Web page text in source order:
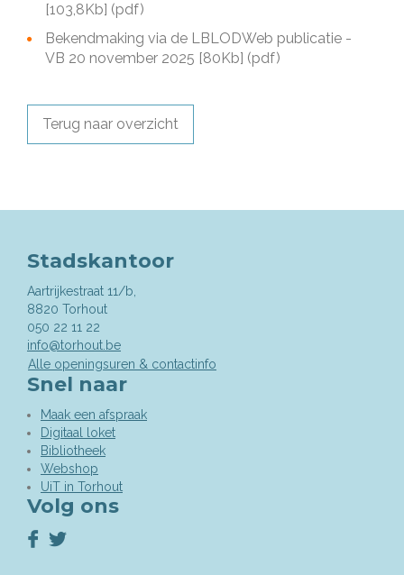
[103,8Kb] (pdf)
Bekendmaking via de LBLODWeb publicatie -
VB 20 november 2025 [80Kb] (pdf)
Terug naar overzicht
Stadskantoor
Aartrijkestraat 11/b,
,8820 Torhout
050 22 11 22
info@torhout.be
Alle openingsuren & contactinfo
Snel naar
Maak een afspraak
Digitaal loket
Bibliotheek
Webshop
UiT in Torhout
Volg ons
Volg Volg